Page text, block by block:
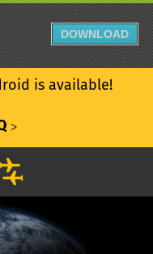
is available!
ᐳ
DOWNLOAD